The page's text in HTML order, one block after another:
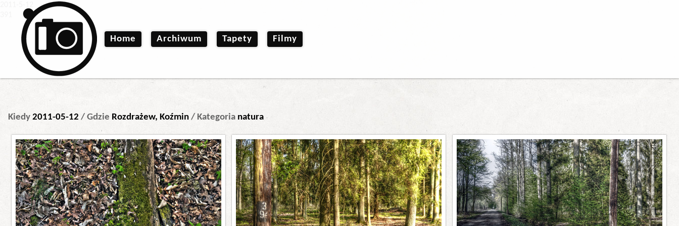
Home Archiwum Tapety Filmy
Kiedy 2011-05-12 / Gdzie Rozdrażew, Koźmin/ Kategoria natura